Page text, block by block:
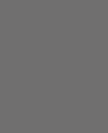
Je nachdem,
betroffen. Ein
in
wird versucht,